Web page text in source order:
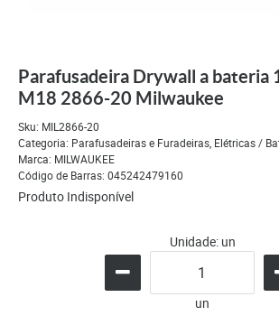
Parafusadeira Drywall a bateria
M18 2866-20 Milwaukee
Sku: MIL2866-20
Categoria: Parafusadeiras e Furadeiras, Elétricas /
Marca: MILWAUKEE
Código de Barras: 045242479160
Produto Indisponível
Unidade: un
un